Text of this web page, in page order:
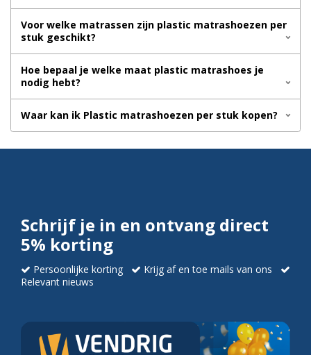
Voor welke matrassen zijn plastic matrashoezen per
stuk geschikt?
Hoe bepaal je welke maat plastic matrashoes je
nodig hebt?
Waar kan ik Plastic matrashoezen per stuk kopen?
Schrijf je in en ontvang direct
5% korting
Persoonlijke korting
Krijg af en toe mails van ons
Relevant nieuws